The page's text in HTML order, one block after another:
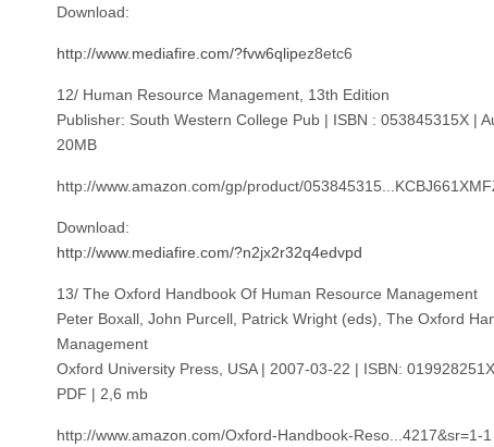
Download:
http://www.mediafire.com/?fvw6qlipez8etc6
12/ Human Resource Management, 13th Edition
Publisher: South Western College Pub | ISBN : 053845315X |
20MB
http://www.amazon.com/gp/product/
Download:
http://www.mediafire.com/?n2jx2r32q4edvpd
13/ The Oxford Handbook Of Human Resource Management
Peter Boxall, John Purcell, Patrick Wright (eds), The Oxford
Management
Oxford University Press, USA | 2007-03-22 | ISBN:
PDF | 2,6 mb
http://www.amazon.com/Oxford-Handbook-Reso...4217&sr=1-1